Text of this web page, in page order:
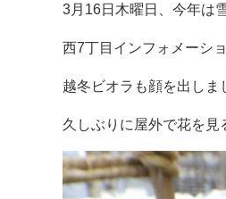
3月16日木曜日、今年は
西7丁目インフォメーシ
越冬ビオラも顔を出しま
久しぶりに屋外で花を見